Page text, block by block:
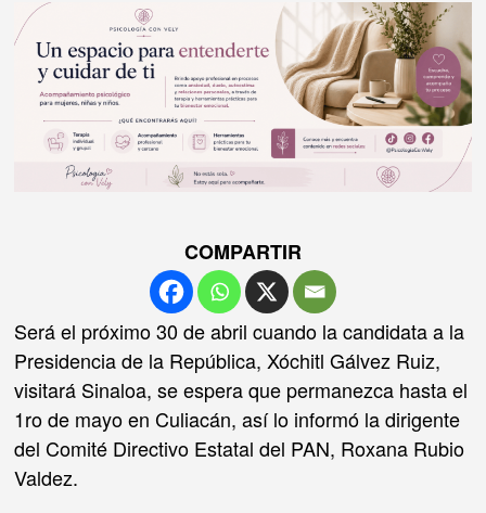
COMPARTIR
Será el próximo 30 de abril cuando la candidata a la
Presidencia de la República, Xóchitl Gálvez Ruiz,
visitará Sinaloa, se espera que permanezca hasta el
1ro de mayo en Culiacán, así lo informó la dirigente
del Comité Directivo Estatal del PAN, Roxana Rubio
Valdez.